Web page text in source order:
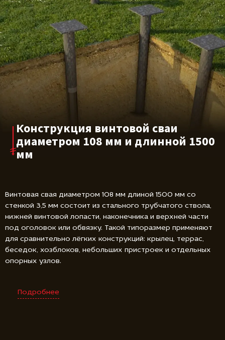
Конструкция винтовой сваи
диаметром 108 мм и длинной 1500
мм
Винтовая свая диаметром 108 мм длиной 1500 мм со
стенкой 3,5 мм состоит из стального трубчатого ствола,
нижней винтовой лопасти, наконечника и верхней части
под оголовок или обвязку. Такой типоразмер применяют
для сравнительно лёгких конструкций: крылец, террас,
беседок, хозблоков, небольших пристроек и отдельных
опорных узлов.
Подробнее